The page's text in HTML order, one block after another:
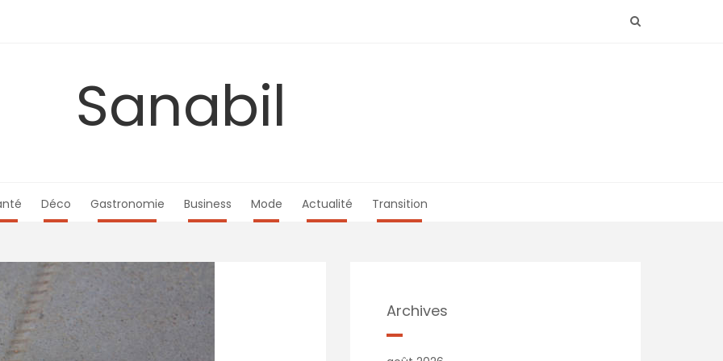
Sanabil
Déco Gastronomie Business Mode Actualité Transition
Archives